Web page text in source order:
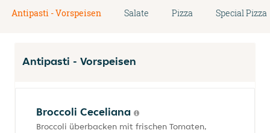
Antipasti - Vorspeisen Salate Pizza Special Pizza
Antipasti - Vorspeisen
Broccoli Ceceliana
Broccoli überbacken mit frischen Tomaten,